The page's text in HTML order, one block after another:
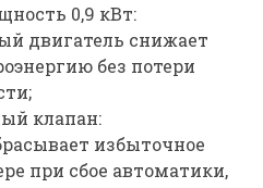
0,9 кВт:
двигатель снижает
без потери
клапан:
избыточное
при сбое автоматики,